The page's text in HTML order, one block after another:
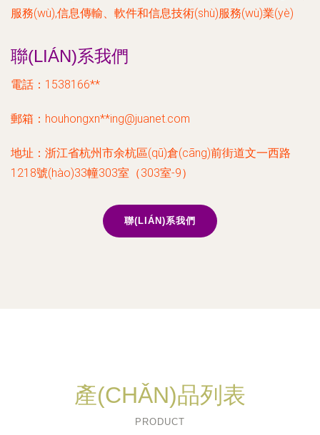
服務(wù),信息傳輸、軟件和信息技術(shù)服務(wù)業(yè)
聯(LIÁN)系我們
電話：1538166**
郵箱：houhongxn**ing@juanet.com
地址：浙江省杭州市余杭區(qū)倉(cāng)前街道文一西路
1218號(hào)33幢303室（303室-9）
聯(LIÁN)系我們
產(CHǍN)品列表
PRODUCT